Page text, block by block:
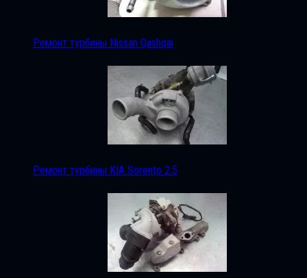
Ремонт турбины Nissan Qashqai
Ремонт турбины KIA Sorento 2.5